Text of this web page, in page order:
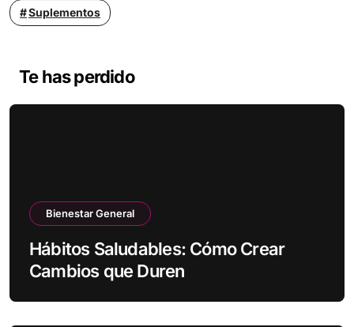
Suplementos
Te has perdido
Bienestar General
Hábitos Saludables: Cómo Crear
Cambios que Duren